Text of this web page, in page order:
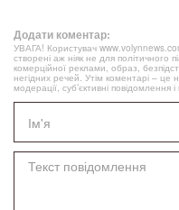
Додати коментар:
УВАГА! Користувач
створені аж ніяк не для політичного
комерційної реклами, образ,
негідних речей. Утім коментарі – це
модерації, суб’єктивні